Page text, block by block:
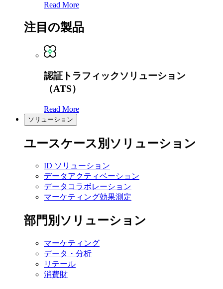
Read More
注目の製品
認証トラフィックソリューション
（ATS）
Read More
ソリューション
ユースケース別ソリューション
ID ソリューション
データアクティベーション
データコラボレーション
マーケティング効果測定
部門別ソリューション
マーケティング
データ・分析
リテール
消費財